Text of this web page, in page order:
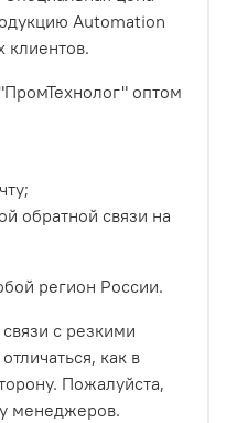
Automation
клиентов.
оптом
обратной связи на
регион России.
с резкими
как в
Пожалуйста,
менеджеров.